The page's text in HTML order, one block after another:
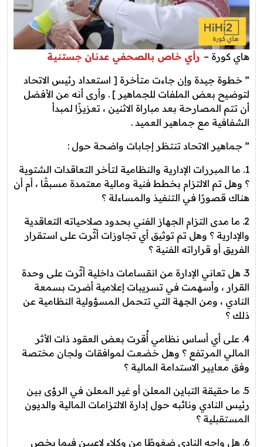
هاي كورة – رأي خاص بالصحفي عدنان جستنية
” ‏خطوة جيدة وإن جاءت متأخرة [ استعداد رئيس الاتحاد
لتوضيح بعض الملفات للجماهير ] . وأرى أنه من الأفضل
أن تتم المصارحة بعد مباراة الاثنين ، تعزيزًا لمبدأ
الشفافية مع جماهير العميد .
” جماهير الاتحاد تنتظر إجابات واضحة حول :
1. ما المبررات الإدارية والنظامية لتأخر التعاقدات الشتوية
؟ وهل تم الالتزام بخطط فنية ومالية معتمدة مسبقًا ، أم أن
هناك قصورًا في التنفيذ والمساءلة ؟
2. ما مدى التزام الجهاز الفني بحدود صلاحياته التعاقدية
والإدارية ؟ وهل تم توثيق أي تجاوزات أثّرت على استقرار
الفريق أو قراراته الفنية ؟
3. هل تعاني الإدارة من انقسامات داخلية أثّرت على وحدة
القرار ، وأسهمت في تسريبات إعلامية أضرت بسمعة
النادي ، ومن الجهة التي تتحمل المسؤولية النظامية عن
ذلك ؟
4. على أي أساس نظامي أُقرت بعض العقود ذات الأثر
المالي المرتفع ؟ وهل خضعت لموافقات ولجان مختصة
وفق معايير الاستدامة المالية ؟
5. ما حقيقة التباين المعلن أو غير المعلن في الرؤى بين
رئيس النادي ونائبه حول إدارة الالتزامات المالية والديون
المستقبلية ؟
6. هل واجه النادي ضغوطًا من وكلاء لاعبين فيما يخص